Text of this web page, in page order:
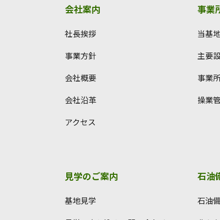
会社案内
社長挨拶
事業方針
会社概要
会社沿革
アクセス
事業
当基
主要
事業
操業
見学のご案内
基地見学
石油
石油